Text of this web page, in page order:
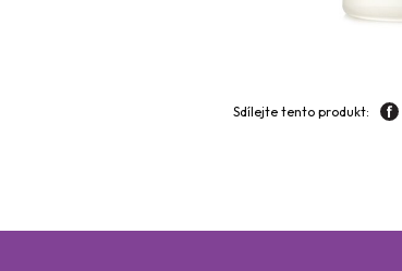
Sdílejte tento produkt: